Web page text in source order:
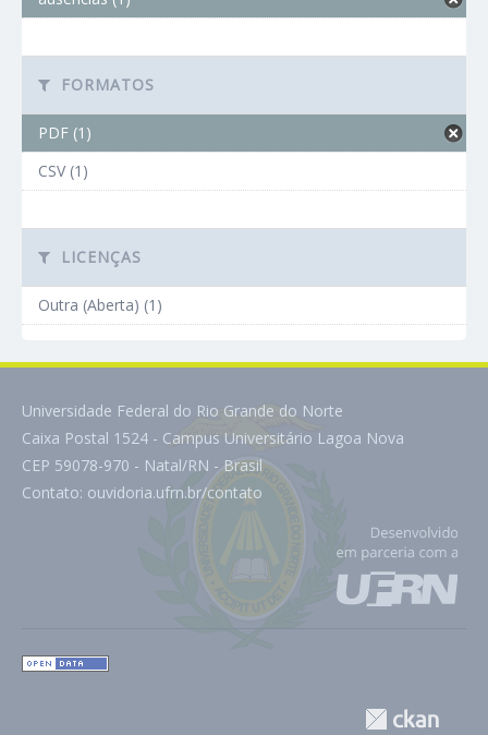
FORMATOS
PDF (1)
CSV (1)
LICENÇAS
Outra (Aberta) (1)
Universidade Federal do Rio Grande do Norte
Caixa Postal 1524 - Campus Universitário Lagoa Nova
CEP 59078-970 - Natal/RN - Brasil
Contato: ouvidoria.ufrn.br/contato